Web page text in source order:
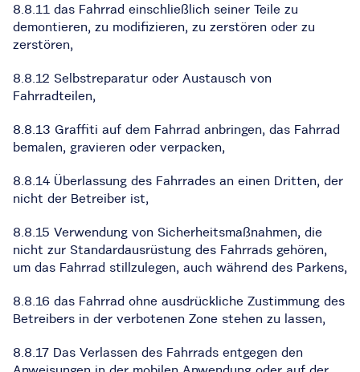
8.8.11 das Fahrrad einschließlich seiner Teile zu
demontieren, zu modifizieren, zu zerstören oder zu
zerstören,
8.8.12 Selbstreparatur oder Austausch von
Fahrradteilen,
8.8.13 Graffiti auf dem Fahrrad anbringen, das Fahrrad
bemalen, gravieren oder verpacken,
8.8.14 Überlassung des Fahrrades an einen Dritten, der
nicht der Betreiber ist,
8.8.15 Verwendung von Sicherheitsmaßnahmen, die
nicht zur Standardausrüstung des Fahrrads gehören,
um das Fahrrad stillzulegen, auch während des Parkens,
8.8.16 das Fahrrad ohne ausdrückliche Zustimmung des
Betreibers in der verbotenen Zone stehen zu lassen,
8.8.17 Das Verlassen des Fahrrads entgegen den